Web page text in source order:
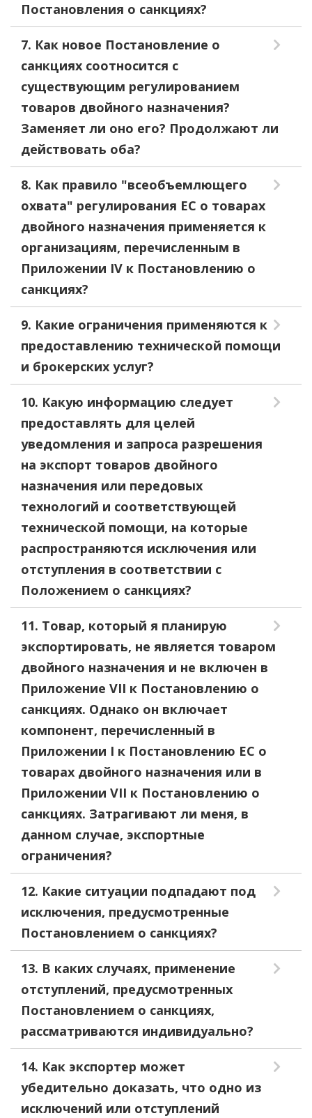
Постановления о санкциях?
7. Как новое Постановление о
санкциях соотносится с
существующим регулированием
товаров двойного назначения?
Заменяет ли оно его? Продолжают ли
действовать оба?
8. Как правило "всеобъемлющего
охвата" регулирования ЕС о товарах
двойного назначения применяется к
организациям, перечисленным в
Приложении IV к Постановлению о
санкциях?
9. Какие ограничения применяются к
предоставлению технической помощи
и брокерских услуг?
10. Какую информацию следует
предоставлять для целей
уведомления и запроса разрешения
на экспорт товаров двойного
назначения или передовых
технологий и соответствующей
технической помощи, на которые
распространяются исключения или
отступления в соответствии с
Положением о санкциях?
11. Товар, который я планирую
экспортировать, не является товаром
двойного назначения и не включен в
Приложение VII к Постановлению о
санкциях. Однако он включает
компонент, перечисленный в
Приложении I к Постановлению ЕС о
товарах двойного назначения или в
Приложении VII к Постановлению о
санкциях. Затрагивают ли меня, в
данном случае, экспортные
ограничения?
12. Какие ситуации подпадают под
исключения, предусмотренные
Постановлением о санкциях?
13. В каких случаях, применение
отступлений, предусмотренных
Постановлением о санкциях,
рассматриваются индивидуально?
14. Как экспортер может
убедительно доказать, что одно из
исключений или отступлений